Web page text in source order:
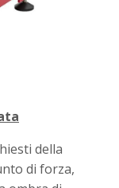
della
di forza,